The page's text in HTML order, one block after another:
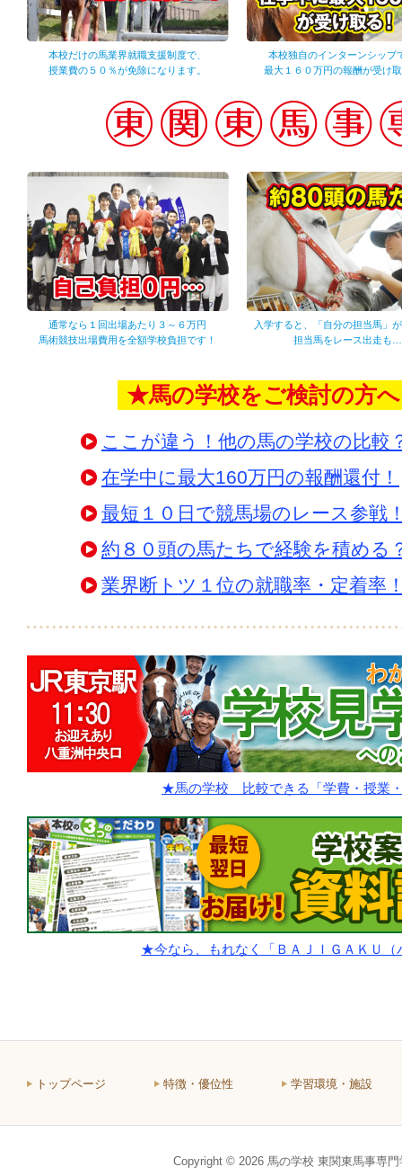
本校だけの馬業界就職支援制度で、
授業費の５０％が免除になります。
本校独自のインターンシップ
最大１６０万円の報酬が受け
通常なら１回出場あたり３～６万円
馬術競技出場費用を全額学校負担です！
入学すると、「自分の担当馬」
担当馬をレース出走も…
★馬の学校をご検討の方
ここが違う！他の馬の学校の比較
在学中に最大160万円の報酬還付！
最短１０日で競馬場のレース参戦
約８０頭の馬たちで経験を積める
業界断トツ１位の就職率・定着率
★馬の学校 比較できる「学費・授業
★今なら、もれなく「ＢＡＪＩＧＡＫＵ
トップページ 特徴・優位性 学習環境・施設
Copyright © 2026 馬の学校 東関東馬事専